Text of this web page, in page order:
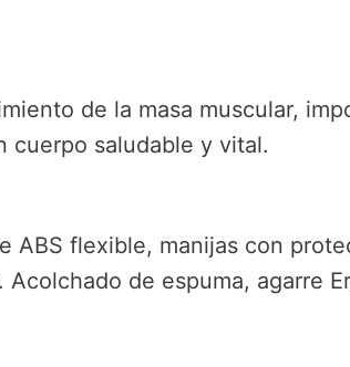
de la masa muscular,
cuerpo saludable y vital.
ABS flexible, manijas con
de espuma, agarre